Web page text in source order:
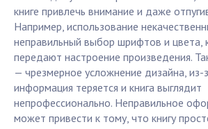
книге привлечь внимание и даже
Например, использование
неправильный выбор шрифтов и цвета,
передают настроение произведения.
— чрезмерное усложнение дизайна, из-
информация теряется и книга выглядит
непрофессионально. Неправильное
может привести к тому, что книгу